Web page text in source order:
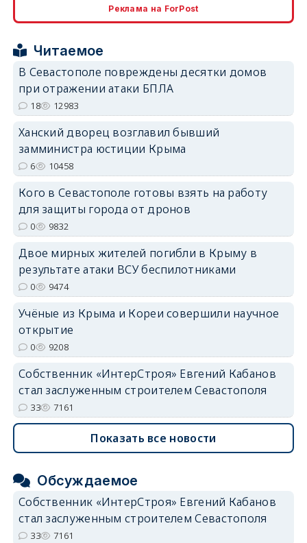
erid: 2SDnjcrDNw6
erid: 2SDnjdPjgYS
Реклама на ForPost
Читаемое
В Севастополе повреждены десятки домов
при отражении атаки БПЛА
18 12983
Ханский дворец возглавил бывший
замминистра юстиции Крыма
6 10458
Кого в Севастополе готовы взять на работу
для защиты города от дронов
0 9832
Двое мирных жителей погибли в Крыму в
результате атаки ВСУ беспилотниками
0 9474
Учёные из Крыма и Кореи совершили научное
открытие
0 9208
Собственник «ИнтерСтроя» Евгений Кабанов
стал заслуженным строителем Севастополя
33 7161
Показать все новости
Обсуждаемое
Собственник «ИнтерСтроя» Евгений Кабанов
стал заслуженным строителем Севастополя
33 7161